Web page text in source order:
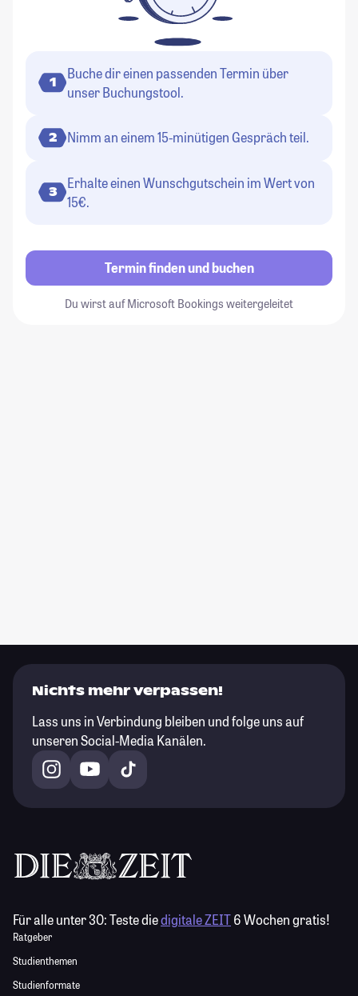
1
Buche dir einen passenden Termin über
unser Buchungstool.
2 Nimm an einem 15-minütigen Gespräch teil.
3
Erhalte einen Wunschgutschein im Wert von
15€.
Termin finden und buchen
Du wirst auf Microsoft Bookings weitergeleitet
Nichts mehr verpassen!
Lass uns in Verbindung bleiben und folge uns auf
unseren Social-Media Kanälen.
Für alle unter 30:Teste diedigitale ZEIT6 Wochen gratis!
Ratgeber
Studienthemen
Studienformate